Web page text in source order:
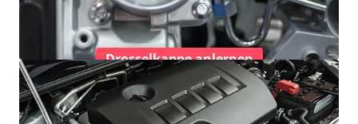
Drosselkappe anlernen